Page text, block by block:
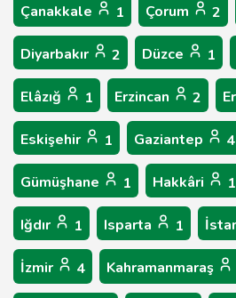
Çanakkale 1 Çorum 2
Diyarbakır 2 Düzce 1
Elâzığ 1 Erzincan 2
Eskişehir 1 Gaziantep 4
Gümüşhane 1 Hakkâri 1
Iğdır 1 Isparta 1
İzmir 4 Kahramanmaraş